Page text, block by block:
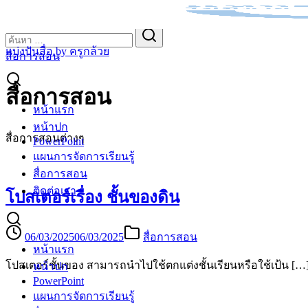
content
แบ่งปันสื่อ by ครูกล้วย
หน้าแรก
หน้าปก
PowerPoint
แผนการจัดการเรียนรู้
สื่อการสอน
ติดต่อเรา
หน้าแรก
หน้าปก
PowerPoint
แผนการจัดการเรียนรู้
for:
Search
สื่อการสอน
สื่อการสอน
สื่อการสอนต่างๆ
โปสเตอร์เรื่อง ชั้นของดิน
06/03/202506/03/2025 สื่อการสอน
โปสเตอร์ชั้นของ สามารถนำไปใช้ตกแต่งชั้นเรียนหรือใช้เป้น